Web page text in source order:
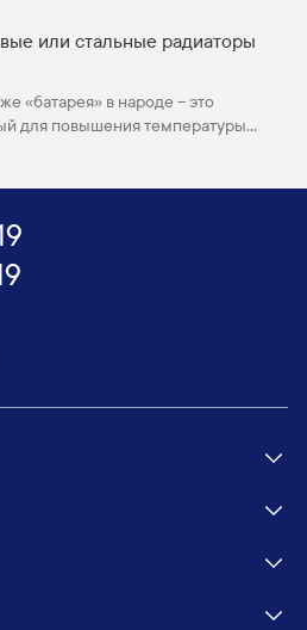
Чтобы
полотенцесушитель
несколько важных
или стальные радиаторы
«батарея» в народе – это
для повышения температуры
циркулирует теплоноситель
секций. Материалом для
являются металлы,
чугун, сталь,